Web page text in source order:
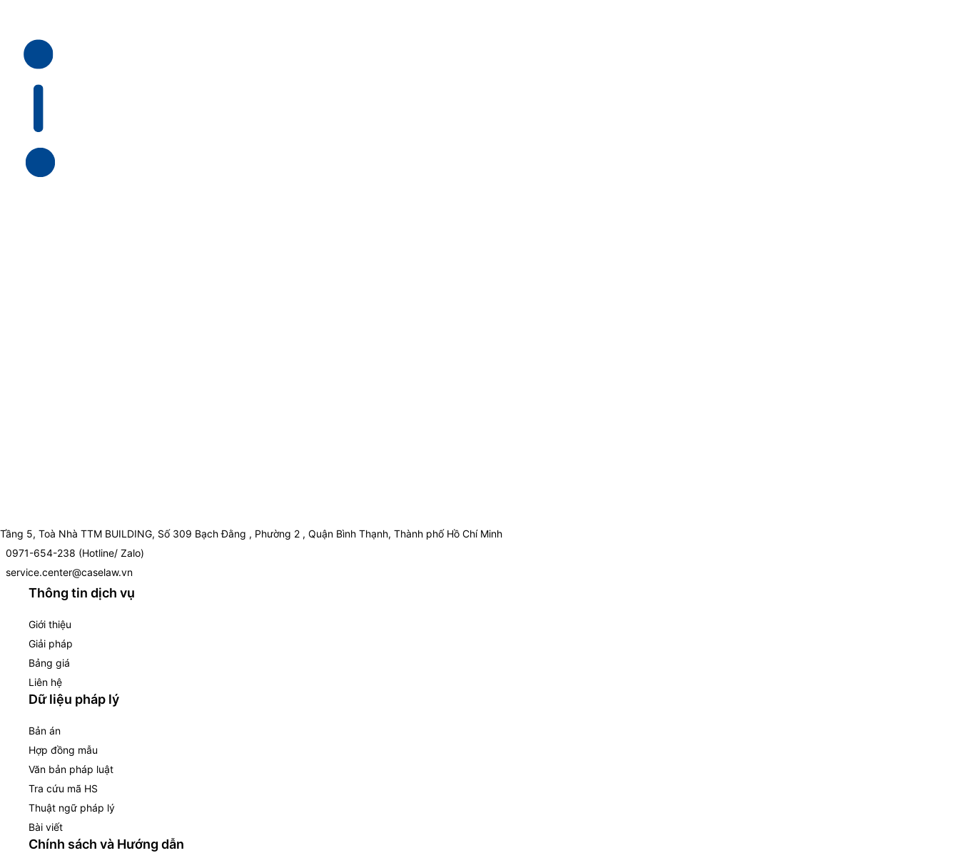
Tầng 5, Toà Nhà TTM BUILDING, Số 309 Bạch Đằng , Phường 2 , Quận Bình Thạnh, Thành phố Hồ Chí Minh
0971-654-238 (Hotline/ Zalo)
service.center@caselaw.vn
Thông tin dịch vụ
Giới thiệu
Giải pháp
Bảng giá
Liên hệ
Dữ liệu pháp lý
Bản án
Hợp đồng mẫu
Văn bản pháp luật
Tra cứu mã HS
Thuật ngữ pháp lý
Bài viết
Chính sách và Hướng dẫn